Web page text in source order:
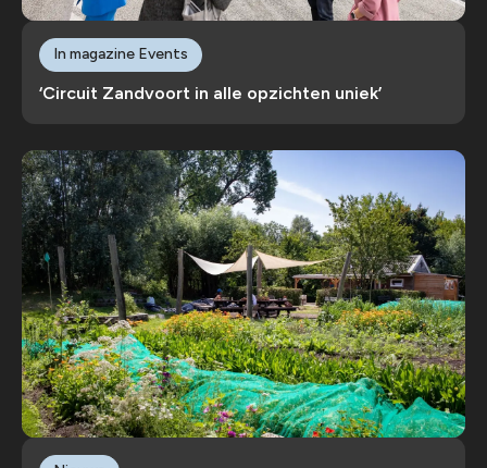
‘Circuit Zandvoort in alle opzichten uniek’
In magazine Events